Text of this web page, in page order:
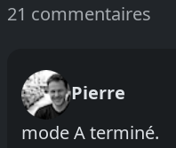
21 commentaires
Pierre
mode A terminé.